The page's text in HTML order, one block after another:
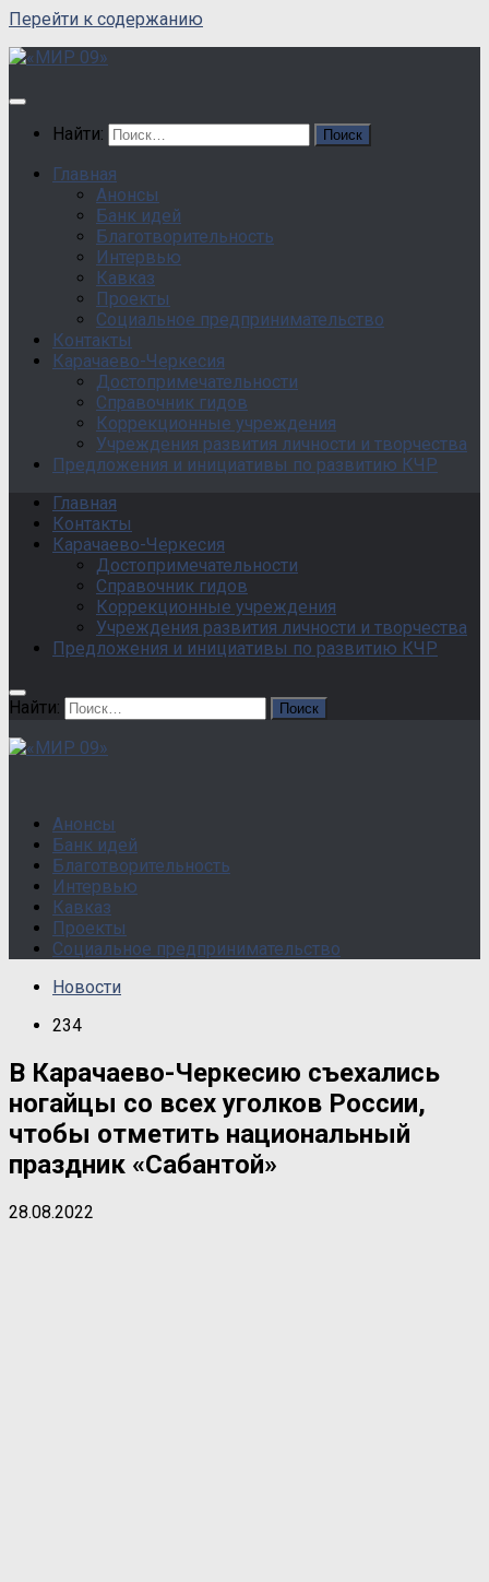
Перейти к содержанию
Найти:
Главная
Анонсы
Банк идей
Благотворительность
Интервью
Кавказ
Проекты
Социальное предпринимательство
Контакты
Карачаево-Черкесия
Достопримечательности
Справочник гидов
Коррекционные учреждения
Учреждения развития личности и творчества
Предложения и инициативы по развитию КЧР
Главная
Контакты
Карачаево-Черкесия
Достопримечательности
Справочник гидов
Коррекционные учреждения
Учреждения развития личности и творчества
Предложения и инициативы по развитию КЧР
Найти:
Анонсы
Банк идей
Благотворительность
Интервью
Кавказ
Проекты
Социальное предпринимательство
Новости
234
В Карачаево-Черкесию съехались
ногайцы со всех уголков России,
чтобы отметить национальный
праздник «Сабантой»
28.08.2022